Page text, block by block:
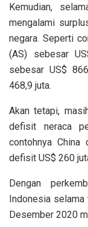
Kemudian,
mengalami
negara. Seperti
(AS) sebesar
sebesar US$
468,9 juta.
Akan tetapi,
defisit neraca
contohnya
defisit US$ 260
Dengan
Indonesia selama
Desember 2020